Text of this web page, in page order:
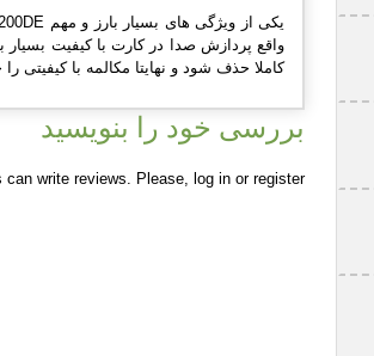
کاملا حذف شود و نهایتا مکالمه با کیفیتی
بررسی خود را بنویسید
can write reviews. Please, log in orregister